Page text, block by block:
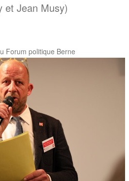
et Jean Musy)
Forum politique Berne